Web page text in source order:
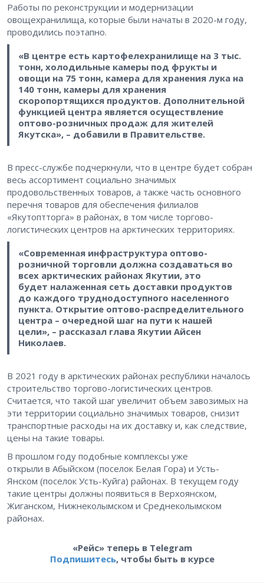
Работы по реконструкции и модернизации
овощехранилища, которые были начаты в 2020-м году,
проводились поэтапно.
«В центре есть картофелехранилище на 3 тыс.
тонн, холодильные камеры под фрукты и
овощи на 75 тонн, камера для хранения лука на
140 тонн, камеры для хранения
скоропортящихся продуктов. Дополнительной
функцией центра является осуществление
оптово-розничных продаж для жителей
Якутска», – добавили в Правительстве.
В пресс-службе подчеркнули, что в центре будет собран
весь ассортимент социально значимых
продовольственных товаров, а также часть основного
перечня товаров для обеспечения филиалов
«Якутоптторга» в районах, в том числе торгово-
логистических центров на арктических территориях.
«Современная инфраструктура оптово-
розничной торговли должна создаваться во
всех арктических районах Якутии, это
будет налаженная сеть доставки продуктов
до каждого труднодоступного населенного
пункта. Открытие оптово-распределительного
центра – очередной шаг на пути к нашей
цели», – рассказал глава Якутии Айсен
Николаев.
В 2021 году в арктических районах республики началось
строительство торгово-логистических центров.
Считается, что такой шаг увеличит объем завозимых на
эти территории социально значимых товаров, снизит
транспортные расходы на их доставку и, как следствие,
цены на такие товары.
В прошлом году подобные комплексы уже
открыли в Абыйском (поселок Белая Гора) и Усть-
Янском (поселок Усть-Куйга) районах. В текущем году
такие центры должны появиться в Верхоянском,
Жиганском, Нижнеколымском и Среднеколымском
районах.
«Рейс» теперь в Telegram
Подпишитесь, чтобы быть в курсе